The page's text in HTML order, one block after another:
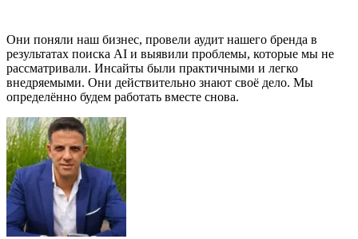
Они поняли наш бизнес, провели аудит нашего бренда в
результатах поиска AI и выявили проблемы, которые мы не
рассматривали. Инсайты были практичными и легко
внедряемыми. Они действительно знают своё дело. Мы
определённо будем работать вместе снова.